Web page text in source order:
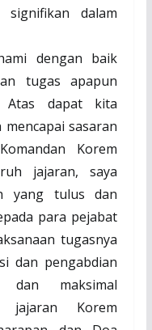
signifikan dalam
dengan baik
tugas apapun
Atas dapat kita
sasaran
Korem
jajaran, saya
yang tulus dan
para pejabat
tugasnya
dan pengabdian
maksimal
jajaran Korem